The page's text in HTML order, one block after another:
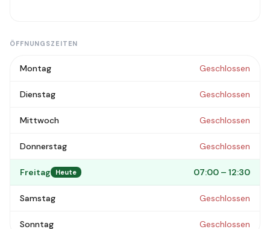
ÖFFNUNGSZEITEN
Montag Geschlossen
Dienstag Geschlossen
Mittwoch Geschlossen
Donnerstag Geschlossen
Freitag Heute 07:00 – 12:30
Samstag Geschlossen
Sonntag Geschlossen